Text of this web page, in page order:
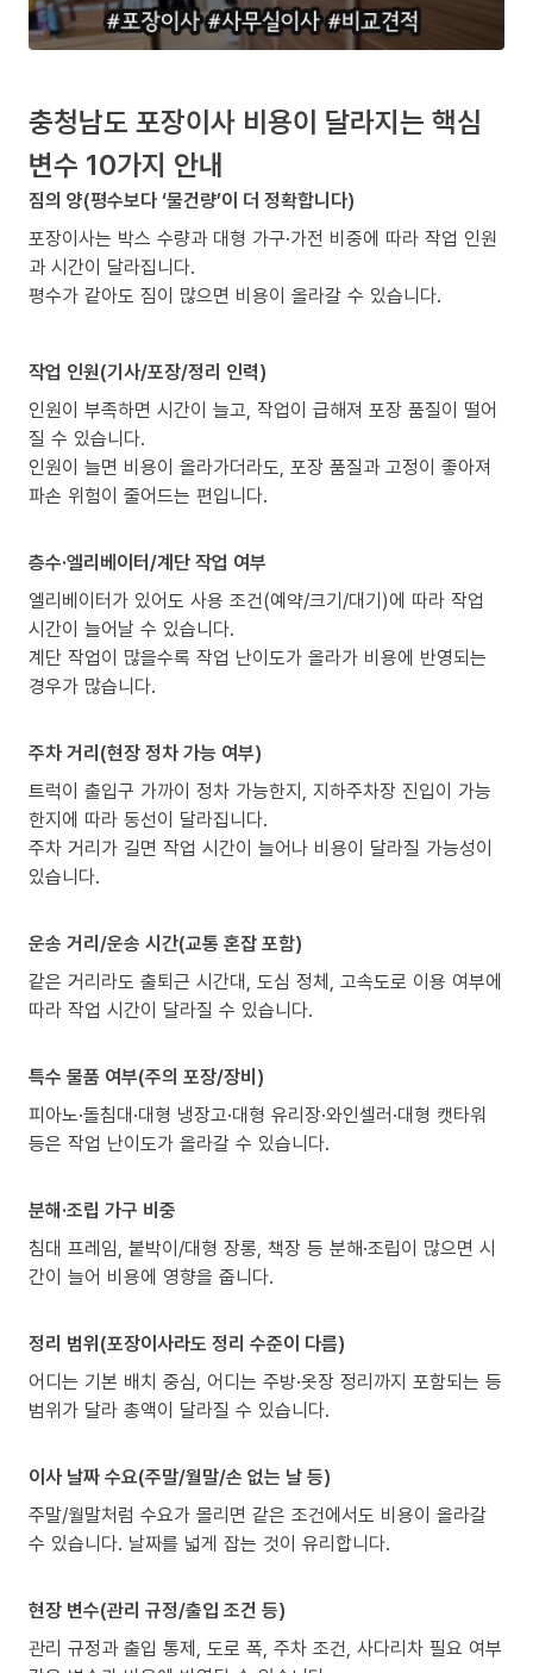
충청남도 포장이사 비용이 달라지는 핵심
변수 10가지 안내
짐의 양(평수보다 ‘물건량’이 더 정확합니다)
포장이사는 박스 수량과 대형 가구·가전 비중에 따라 작업 인원
과 시간이 달라집니다.
평수가 같아도 짐이 많으면 비용이 올라갈 수 있습니다.
작업 인원(기사/포장/정리 인력)
인원이 부족하면 시간이 늘고, 작업이 급해져 포장 품질이 떨어
질 수 있습니다.
인원이 늘면 비용이 올라가더라도, 포장 품질과 고정이 좋아져
파손 위험이 줄어드는 편입니다.
층수·엘리베이터/계단 작업 여부
엘리베이터가 있어도 사용 조건(예약/크기/대기)에 따라 작업
시간이 늘어날 수 있습니다.
계단 작업이 많을수록 작업 난이도가 올라가 비용에 반영되는
경우가 많습니다.
주차 거리(현장 정차 가능 여부)
트럭이 출입구 가까이 정차 가능한지, 지하주차장 진입이 가능
한지에 따라 동선이 달라집니다.
주차 거리가 길면 작업 시간이 늘어나 비용이 달라질 가능성이
있습니다.
운송 거리/운송 시간(교통 혼잡 포함)
같은 거리라도 출퇴근 시간대, 도심 정체, 고속도로 이용 여부에
따라 작업 시간이 달라질 수 있습니다.
특수 물품 여부(주의 포장/장비)
피아노·돌침대·대형 냉장고·대형 유리장·와인셀러·대형 캣타워
등은 작업 난이도가 올라갈 수 있습니다.
분해·조립 가구 비중
침대 프레임, 붙박이/대형 장롱, 책장 등 분해·조립이 많으면 시
간이 늘어 비용에 영향을 줍니다.
정리 범위(포장이사라도 정리 수준이 다름)
어디는 기본 배치 중심, 어디는 주방·옷장 정리까지 포함되는 등
범위가 달라 총액이 달라질 수 있습니다.
이사 날짜 수요(주말/월말/손 없는 날 등)
주말/월말처럼 수요가 몰리면 같은 조건에서도 비용이 올라갈
수 있습니다. 날짜를 넓게 잡는 것이 유리합니다.
현장 변수(관리 규정/출입 조건 등)
관리 규정과 출입 통제, 도로 폭, 주차 조건, 사다리차 필요 여부